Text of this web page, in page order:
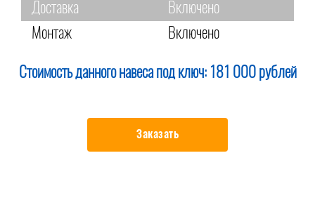
Доставка
Включено
Монтаж
Включено
Стоимость данного навеса под ключ: 181 000 рублей
Заказать